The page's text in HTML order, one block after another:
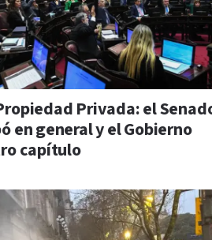
Privada: el
en general y el Gobierno
capítulo